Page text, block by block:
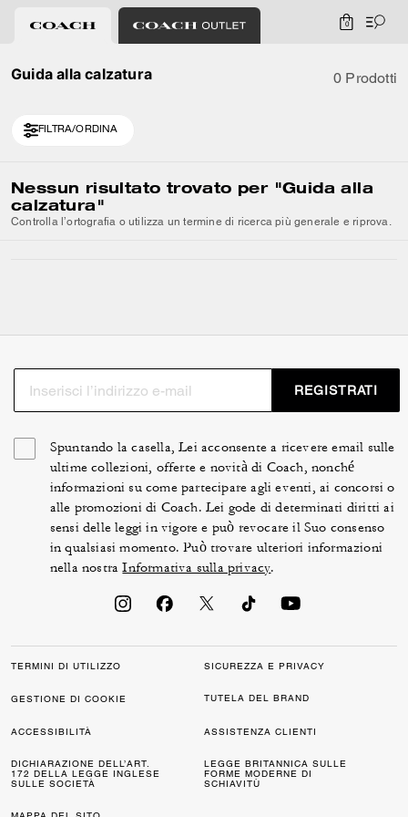
0
Guida alla calzatura 0 Prodotti
FILTRA/ORDINA
Nessun risultato trovato per "Guida alla
calzatura"
Controlla l’ortografia o utilizza un termine di ricerca più generale e riprova.
REGISTRATI
Spuntando la casella, Lei acconsente a ricevere email sulle
ultime collezioni, offerte e novità di Coach, nonché
informazioni su come partecipare agli eventi, ai concorsi o
alle promozioni di Coach. Lei gode di determinati diritti ai
sensi delle leggi in vigore e può revocare il Suo consenso
in qualsiasi momento. Può trovare ulteriori informazioni
nella nostraInformativa sulla privacy.
TERMINI DI UTILIZZO SICUREZZA E PRIVACY
GESTIONE DI COOKIE TUTELA DEL BRAND
ACCESSIBILITÀ ASSISTENZA CLIENTI
DICHIARAZIONE DELL’ART.
172 DELLA LEGGE INGLESE
SULLE SOCIETÀ
LEGGE BRITANNICA SULLE
FORME MODERNE DI
SCHIAVITÙ